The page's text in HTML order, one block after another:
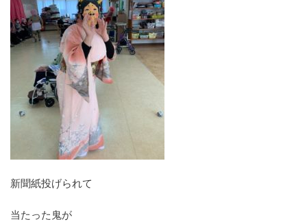
新聞紙投げられて
当たった鬼が